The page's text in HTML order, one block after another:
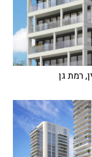
רמת גן